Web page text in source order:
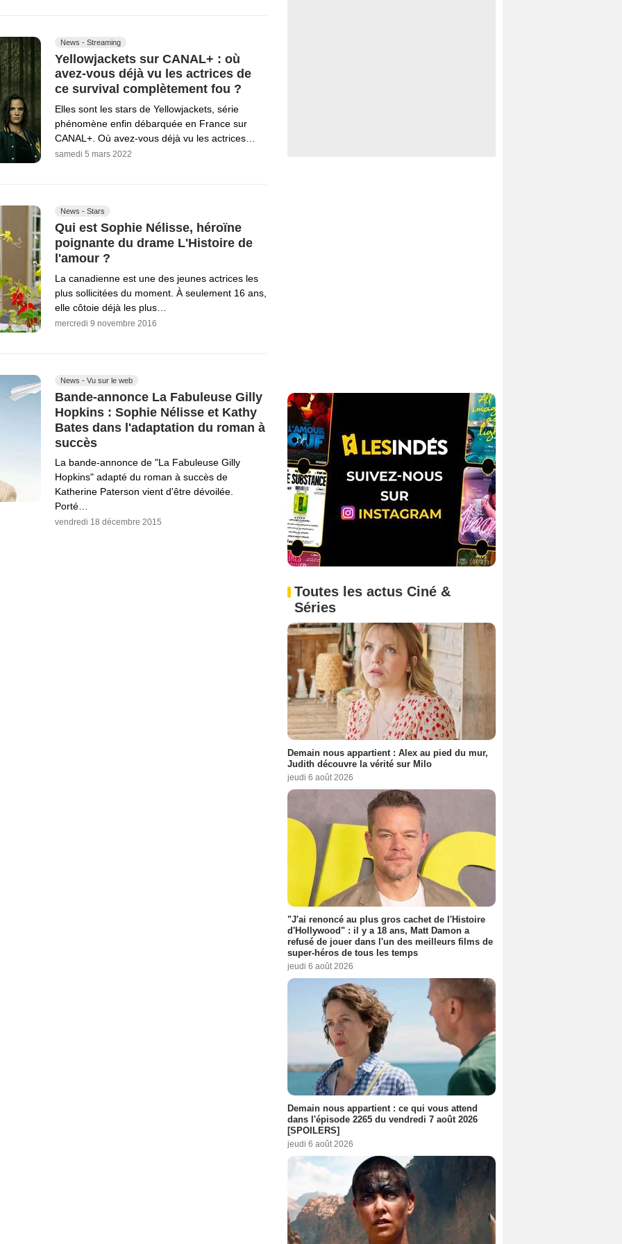
News - Streaming
Yellowjackets sur CANAL+ : où
avez-vous déjà vu les actrices de
ce survival complètement fou ?
Elles sont les stars de Yellowjackets, série
phénomène enfin débarquée en France sur
CANAL+. Où avez-vous déjà vu les actrices…
samedi 5 mars 2022
News - Stars
Qui est Sophie Nélisse, héroïne
poignante du drame L'Histoire de
l'amour ?
La canadienne est une des jeunes actrices les
plus sollicitées du moment. À seulement 16 ans,
elle côtoie déjà les plus…
mercredi 9 novembre 2016
News - Vu sur le web
Bande-annonce La Fabuleuse Gilly
Hopkins : Sophie Nélisse et Kathy
Bates dans l'adaptation du roman à
succès
La bande-annonce de "La Fabuleuse Gilly
Hopkins" adapté du roman à succès de
Katherine Paterson vient d'être dévoilée.
Porté…
vendredi 18 décembre 2015
Toutes les actus Ciné &
Séries
Demain nous appartient : Alex au pied du mur,
Judith découvre la vérité sur Milo
jeudi 6 août 2026
"J'ai renoncé au plus gros cachet de l'Histoire
d'Hollywood" : il y a 18 ans, Matt Damon a
refusé de jouer dans l'un des meilleurs films de
super-héros de tous les temps
jeudi 6 août 2026
Demain nous appartient : ce qui vous attend
dans l'épisode 2265 du vendredi 7 août 2026
[SPOILERS]
jeudi 6 août 2026